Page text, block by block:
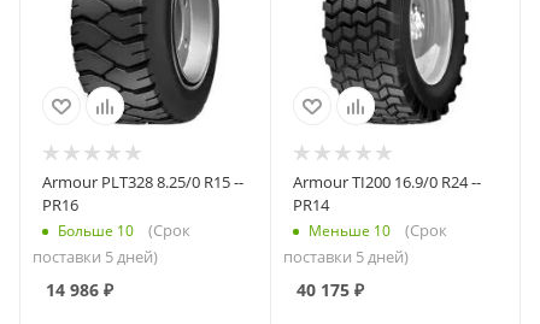
Armour PLT328 8.25/0 R15 --
PR16
Больше 10
(Срок
поставки 5 дней)
14 986 ₽
Armour TI200 16.9/0 R24 --
PR14
Меньше 10
(Срок
поставки 5 дней)
40 175₽